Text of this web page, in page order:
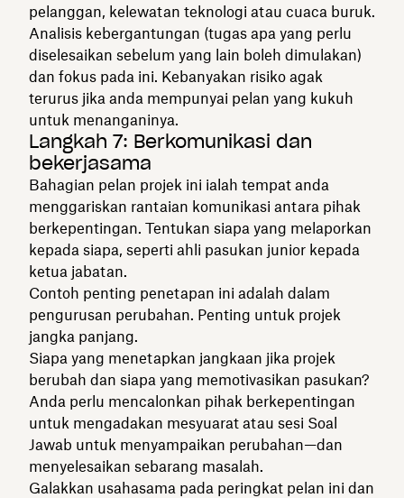
pelanggan, kelewatan teknologi atau cuaca buruk.
Analisis kebergantungan (tugas apa yang perlu
diselesaikan sebelum yang lain boleh dimulakan)
dan fokus pada ini. Kebanyakan risiko agak
terurus jika anda mempunyai pelan yang kukuh
untuk menanganinya.
Langkah 7: Berkomunikasi dan
bekerjasama
Bahagian pelan projek ini ialah tempat anda
menggariskan rantaian komunikasi antara pihak
berkepentingan. Tentukan siapa yang melaporkan
kepada siapa, seperti ahli pasukan junior kepada
ketua jabatan.
Contoh penting penetapan ini adalah dalam
pengurusan perubahan. Penting untuk projek
jangka panjang.
Siapa yang menetapkan jangkaan jika projek
berubah dan siapa yang memotivasikan pasukan?
Anda perlu mencalonkan pihak berkepentingan
untuk mengadakan mesyuarat atau sesi Soal
Jawab untuk menyampaikan perubahan—dan
menyelesaikan sebarang masalah.
Galakkan usahasama pada peringkat pelan ini dan